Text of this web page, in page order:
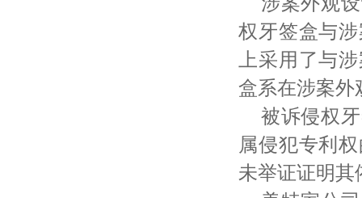
权牙签盒与
上采用了与
盒系在涉案外
被诉侵权
属侵犯专利
未举证证明其